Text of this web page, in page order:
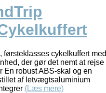
førsteklasses cykelkuffert med
der gør det nemt at rejse
En robust ABS-skal og en
af letvægtsaluminium
(Læs mere)